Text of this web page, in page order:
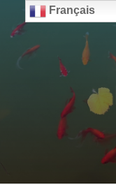
content
Français